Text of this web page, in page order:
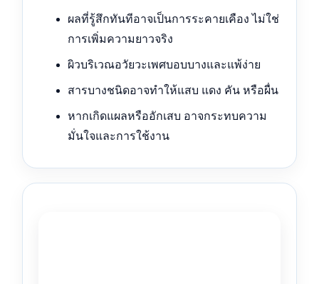
ผลที่รู้สึกทันทีอาจเป็นการระคายเคือง ไม่ใช่
การเพิ่มความยาวจริง
ผิวบริเวณอวัยวะเพศบอบบางและแพ้ง่าย
สารบางชนิดอาจทำให้แสบ แดง คัน หรือผื่น
หากเกิดแผลหรืออักเสบ อาจกระทบความ
มั่นใจและการใช้งาน